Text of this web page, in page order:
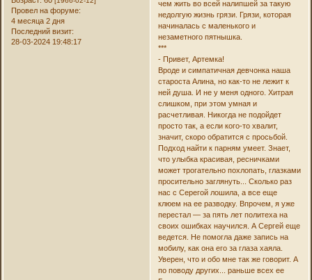
Провел на форуме:
4 месяца 2 дня
Последний визит:
28-03-2024 19:48:17
чем жить во всей налипшей за такую
недолгую жизнь грязи. Грязи, которая
начиналась с маленького и
незаметного пятнышка.
***
- Привет, Артемка!
Вроде и симпатичная девчонка наша
староста Алина, но как-то не лежит к
ней душа. И не у меня одного. Хитрая
слишком, при этом умная и
расчетливая. Никогда не подойдет
просто так, а если кого-то хвалит,
значит, скоро обратится с просьбой.
Подход найти к парням умеет. Знает,
что улыбка красивая, ресничками
может трогательно похлопать, глазками
просительно заглянуть... Сколько раз
нас с Серегой лошила, а все еще
клюем на ее разводку. Впрочем, я уже
перестал — за пять лет политеха на
своих ошибках научился. А Сергей еще
ведется. Не помогла даже запись на
мобилу, как она его за глаза хаяла.
Уверен, что и обо мне так же говорит. А
по поводу других... раньше всех ее